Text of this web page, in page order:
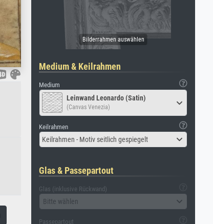
Medium & Keilrahmen
Medium
Leinwand Leonardo (Satin)
(Canvas Venezia)
Keilrahmen
Keilrahmen - Motiv seitlich gespiegelt
Glas & Passepartout
Glas (inklusive Rückwand)
Bitte wählen
Passepartout